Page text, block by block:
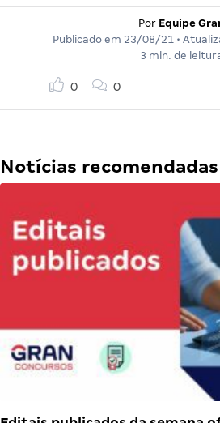
Por Equipe
Publicado em 23/08/21 •
3 min. de
0 0
Notícias recomendadas